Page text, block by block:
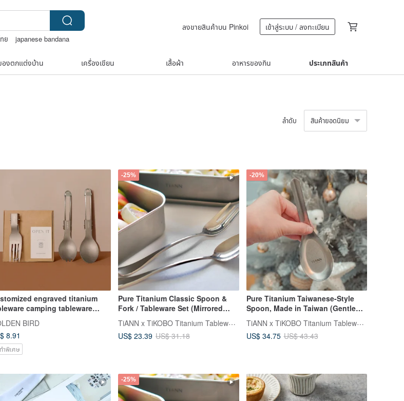
ย
japanese bandana
ลงขายสินค้าบน Pinkoi เข้าสู่ระบบ / ลงทะเบียน
องตกแต่งบ้าน เครื่องเขียน เสื้อผ้า อาหารของกิน ประเภทสินค้า
ลำดับ สินค้ายอดนิยม
engraved titanium
camping tableware
BIRD
8.91
ำพิเศษ
-25%
Pure Titanium Classic Spoon &
Fork / Tableware Set (Mirrored
TiANN x TiKOBO Titanium Tableware
US$ 23.39 US$ 31.18
-20%
Pure Titanium Taiwanese-Style
Spoon, Made in Taiwan (Gentle
TiANN x TiKOBO Titanium Tableware
US$ 34.75 US$ 43.43
-25%